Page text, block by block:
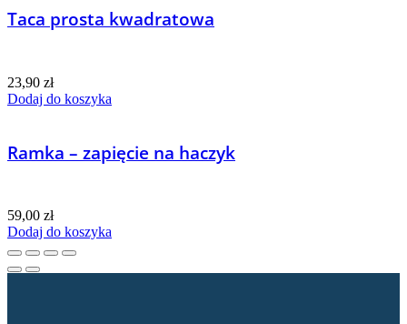
Taca prosta kwadratowa
23,90 zł
Dodaj do koszyka
Ramka – zapięcie na haczyk
59,00 zł
Dodaj do koszyka